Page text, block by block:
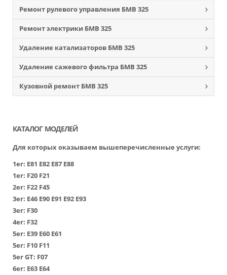
Ремонт рулевого управления БМВ 325
Ремонт электрики БМВ 325
Удаление катализаторов БМВ 325
Удаление сажевого фильтра БМВ 325
Кузовной ремонт БМВ 325
КАТАЛОГ МОДЕЛЕЙ
Для которых оказываем вышеперечисленные услуги:
1er: Е81 Е82 Е87 Е88
1er: F20 F21
2er: F22 F45
3er: Е46 Е90 Е91 Е92 Е93
3er: F30
4er: F32
5er: Е39 Е60 Е61
5er: F10 F11
5er GT: F07
6er: Е63 Е64